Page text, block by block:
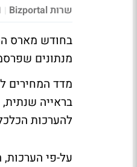
שרות Bizportal |
בחודש מארס
מנתונים
להערכות
על-פי הערכות,